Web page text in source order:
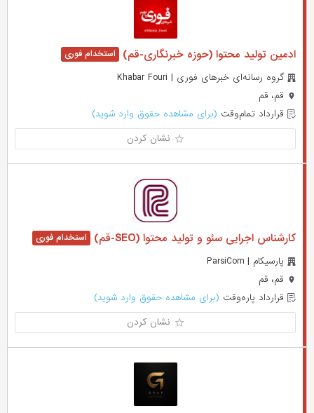
ادمین تولید محتوا (حوزه خبرنگاری-قم)
گروه رسانه‌ای خبرهای فوری | Khabar Fouri
قم، قم
قرارداد تمام‌وقت (برای مشاهده حقوق وارد شوید)
نشان کردن
کارشناس اجرایی سئو و تولید محتوا (SEO-قم)
پارسیکام | ParsiCom
قم، قم
قرارداد پاره‌وقت (برای مشاهده حقوق وارد شوید)
نشان کردن